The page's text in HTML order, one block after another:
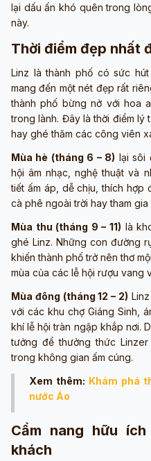
lại dấu ấn khó quên trong
này.
Thời điểm đẹp nhất
Linz là thành phố có sức
mang đến một nét đẹp rất
thành phố bừng nở với hoa
trong lành. Đây là thời điểm
hay ghé thăm các công viên
Mùa hè (tháng 6 – 8) lại sôi
hội âm nhạc, nghệ thuật và
tiết ấm áp, dễ chịu, thích
cà phê ngoài trời hay tham
Mùa thu (tháng 9 – 11) là
ghé Linz. Những con đường
khiến thành phố trở nên thơ
mùa của các lễ hội rượu vang
Mùa đông (tháng 12 – 2)
với các khu chợ Giáng Sinh,
khí lễ hội tràn ngập khắp nơi.
tưởng để thưởng thức
trong không gian ấm cúng.
Xem thêm: Khám phá
nước Áo
Cẩm nang hữu
khách